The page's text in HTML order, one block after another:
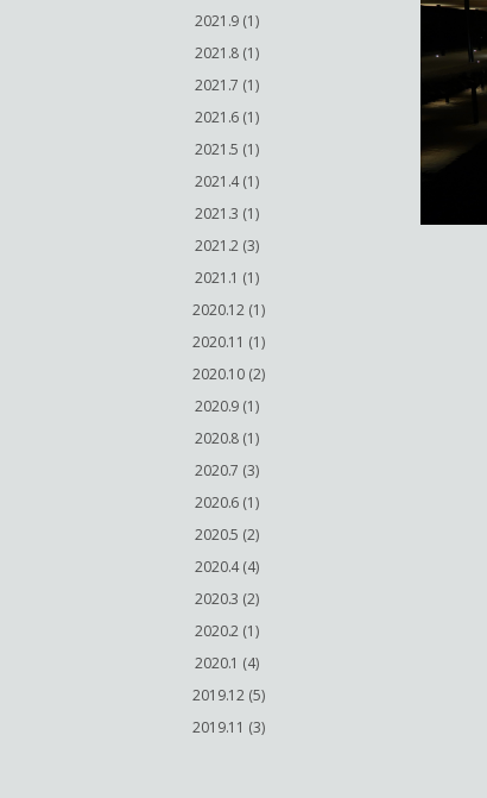
2021.9 (1)
2021.8 (1)
2021.7 (1)
2021.6 (1)
2021.5 (1)
2021.4 (1)
2021.3 (1)
2021.2 (3)
2021.1 (1)
2020.12 (1)
2020.11 (1)
2020.10 (2)
2020.9 (1)
2020.8 (1)
2020.7 (3)
2020.6 (1)
2020.5 (2)
2020.4 (4)
2020.3 (2)
2020.2 (1)
2020.1 (4)
2019.12 (5)
2019.11 (3)